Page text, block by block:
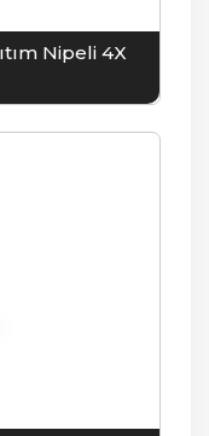
Nipeli 4X